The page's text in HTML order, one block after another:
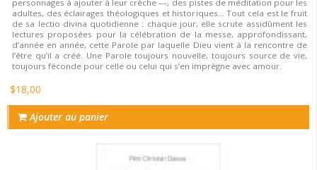
personnages à ajouter à leur crèche ––, des pistes de méditation pour les
adultes, des éclairages théologiques et historiques… Tout cela est le fruit
de sa lectio divina quotidienne : chaque jour, elle scrute assidûment les
lectures proposées pour la célébration de la messe, approfondissant,
d’année en année, cette Parole par laquelle Dieu vient à la rencontre de
l’être qu’il a créé. Une Parole toujours nouvelle, toujours source de vie,
toujours féconde pour celle ou celui qui s’en imprègne avec amour.
$18,00
Ajouter au panier